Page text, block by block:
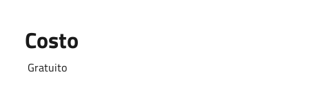
Costo
Gratuito